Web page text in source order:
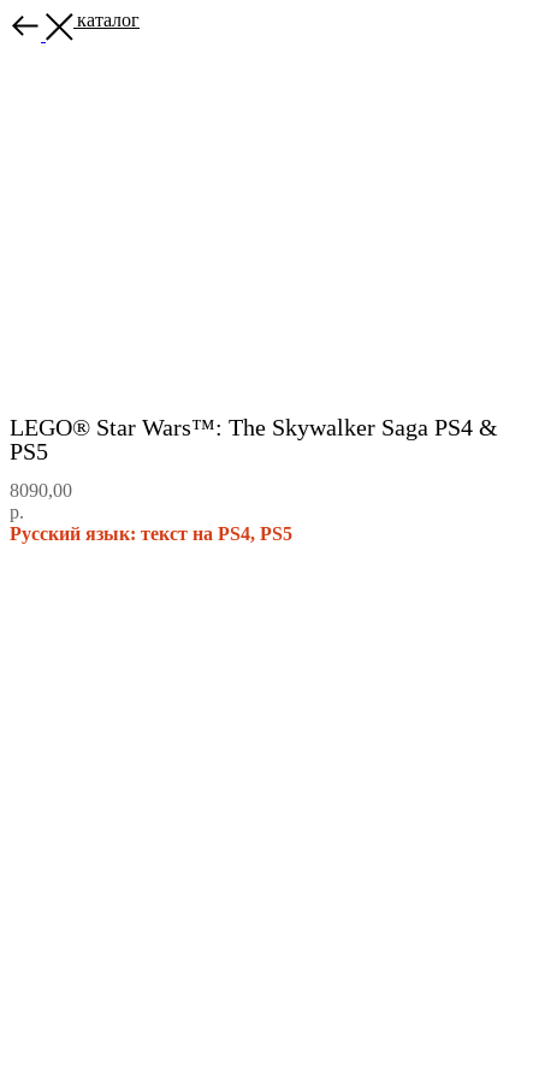
Назад в каталог
LEGO® Star Wars™: The Skywalker Saga PS4 &
PS5
8090,00
р.
Русский язык: текст на PS4, PS5